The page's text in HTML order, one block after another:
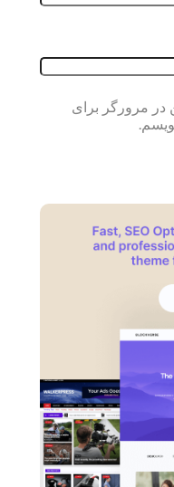
در مرورگر برای